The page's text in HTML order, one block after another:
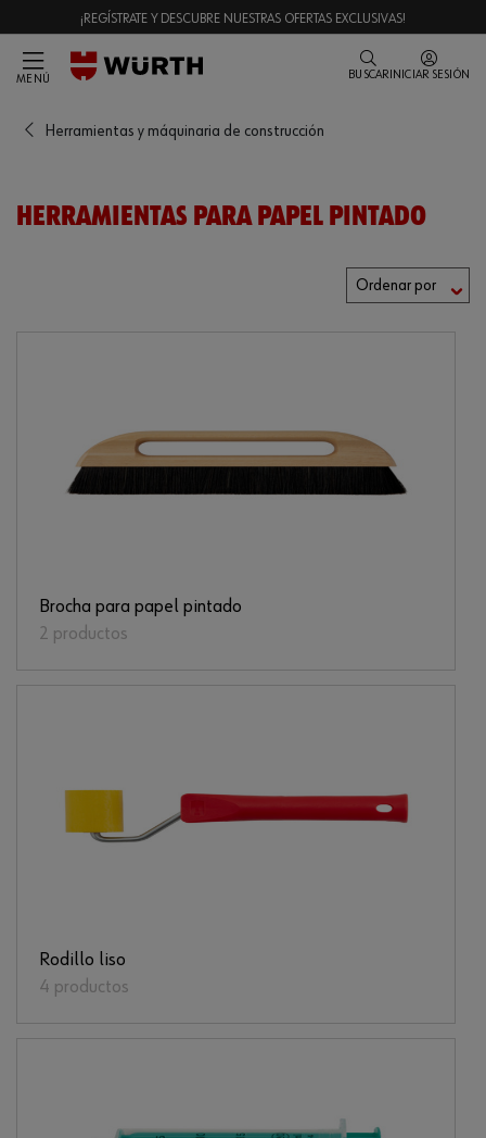
¡REGÍSTRATE Y DESCUBRE NUESTRAS OFERTAS EXCLUSIVAS!
MENÚ BUSCAR INICIAR SESIÓN
Herramientas y máquinaria de construcción
HERRAMIENTAS PARA PAPEL PINTADO
Brocha para papel pintado
2 productos
Rodillo liso
4 productos